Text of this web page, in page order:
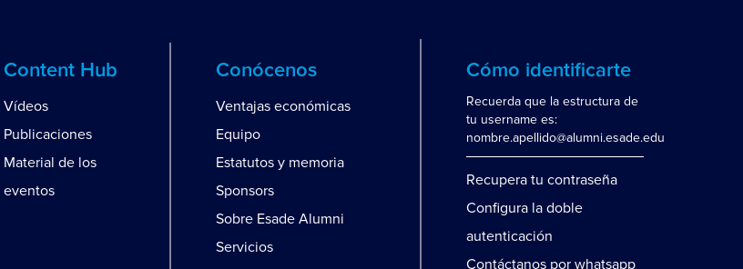
Content Hub
Vídeos
Publicaciones
Material de los
eventos
Conócenos
Ventajas económicas
Equipo
Estatutos y memoria
Sponsors
Sobre Esade Alumni
Servicios
Cómo identificarte
Recuerda que la estructura de
tu username es:
nombre.apellido@alumni.esade.edu
Recupera tu contraseña
Configura la doble
autenticación
Contáctanos por whatsapp